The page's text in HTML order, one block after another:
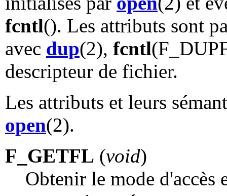
fcntl(). Les attributs sont
avec dup(2), fcntl
descripteur de fichier.
Les attributs et leurs
open(2).
F_GETFL (void)
Obtenir le mode